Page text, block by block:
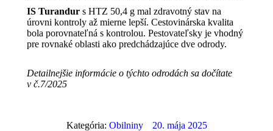
IS Turandur s HTZ 50,4 g mal zdravotný stav na
úrovni kontroly až mierne lepší. Cestovinárska kvalita
bola porovnateľná s kontrolou. Pestovateľsky je vhodný
pre rovnaké oblasti ako predchádzajúce dve odrody.
Detailnejšie informácie o týchto odrodách sa dočítate
v č.7/2025
Kategória: Obilniny 20. mája 2025